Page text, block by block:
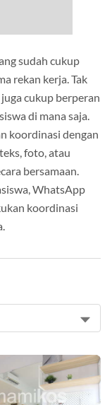
sudah cukup
rekan kerja. Tak
cukup berperan
di mana saja.
koordinasi dengan
foto, atau
bersamaan.
WhatsApp
koordinasi